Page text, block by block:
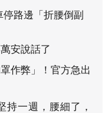
路邊「折腰倒副
安說話了
作弊」！官方急出
持一週，腰細了，